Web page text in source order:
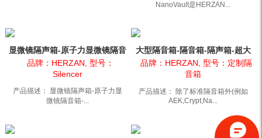
NanoVault是HERZAN...
显微镜隔声箱-原子力显微镜隔音
箱-隔音箱 Silencer
品牌：HERZAN, 型号：
Silencer
产品描述： 显微镜隔声箱-原子力显
微镜隔音箱-...
大型隔音箱-隔音箱-隔声箱-超大
隔音设备-大型电镜...
品牌：HERZAN, 型号：定制隔
音箱
产品描述： 除了标准隔音箱外(例如
AEK,Crypt,Na...